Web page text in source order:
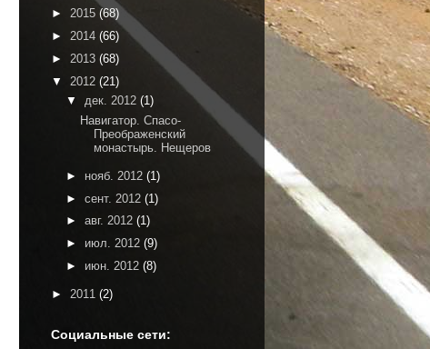
► 2015 (68)
► 2014 (66)
► 2013 (68)
▼ 2012 (21)
▼ дек. 2012 (1)
Навигатор. Спасо-
Преображенский
монастырь. Нещеров
► нояб. 2012 (1)
► сент. 2012 (1)
► авг. 2012 (1)
► июл. 2012 (9)
► июн. 2012 (8)
► 2011 (2)
Социальные сети: